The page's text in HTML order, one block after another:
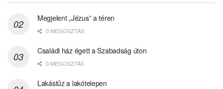
Megjelent „Jézus” a téren
0 MEGOSZTÁS
Családi ház égett a Szabadság úton
0 MEGOSZTÁS
Lakástűz a lakótelepen